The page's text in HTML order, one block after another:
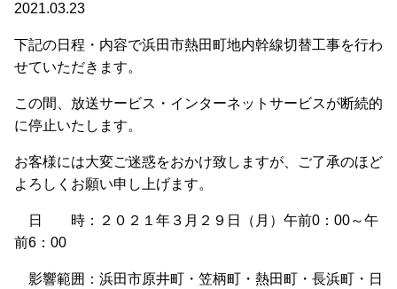
2021.03.23
下記の日程・内容で浜田市熱田町地内幹線切替工事を行わ
せていただきます。
この間、放送サービス・インターネットサービスが断続的
に停止いたします。
お客様には大変ご迷惑をおかけ致しますが、ご了承のほど
よろしくお願い申し上げます。
日 時：２０２１年３月２９日（月）午前0：00～午
前6：00
影響範囲：浜田市原井町・笠柄町・熱田町・長浜町・日